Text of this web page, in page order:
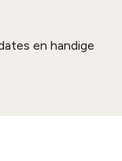
en handige